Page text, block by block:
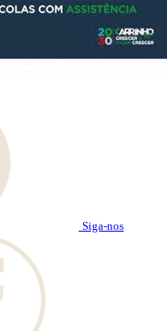
Siga-nos